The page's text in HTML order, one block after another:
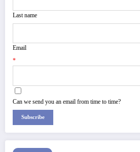
Last name
Email
*
Can we send you an email from time to time?
Subscribe